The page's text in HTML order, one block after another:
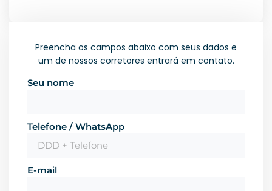
Preencha os campos abaixo com seus dados e
um de nossos corretores entrará em contato.
Seu nome
Telefone / WhatsApp
E-mail